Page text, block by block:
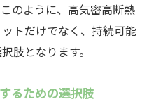
のように、高気密高断熱
トだけでなく、持続可能
肢となります。
るための選択肢